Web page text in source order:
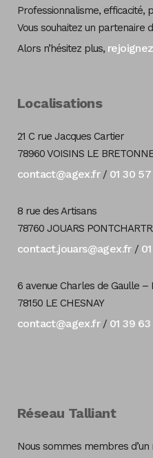
Professionnalisme, efficacité,
Vous souhaitez un partenaire
Alors n’hésitez plus,
Localisations
21 C rue Jacques Cartier
78960 VOISINS LE
contact@agex.fr/ 01 30
8 rue des Artisans
78760 JOUARS
contact.jouars@agex.fr/
6 avenue Charles de Gaulle –
78150 LE CHESNAY
contact@agex.fr/ 01 39
Réseau Talliant
Nous sommes membres